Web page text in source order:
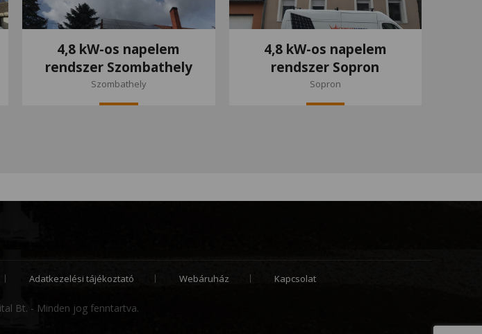
4,8 kW-os napelem
rendszer Szombathely
Szombathely
4,8 kW-os napelem
rendszer Sopron
Sopron
Adatkezelési tájékoztató Webáruház Kapcsolat
Bt. - Minden jog fenntartva.